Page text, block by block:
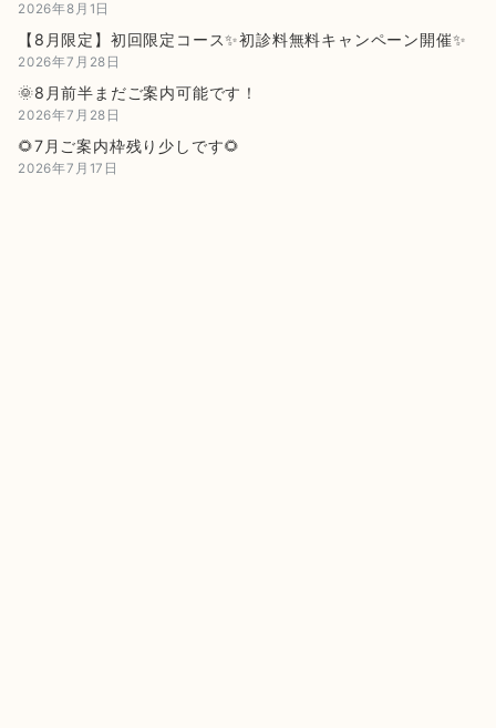
2026年8月1日
【8月限定】初回限定コース✨初診料無料キャンペーン開催✨
2026年7月28日
🌞8月前半まだご案内可能です！
2026年7月28日
🌻7月ご案内枠残り少しです🌻
2026年7月17日